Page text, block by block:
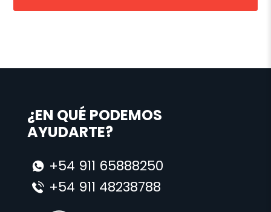
¿EN QUÉ PODEMOS
AYUDARTE?
+54 911 65888250
+54 911 48238788